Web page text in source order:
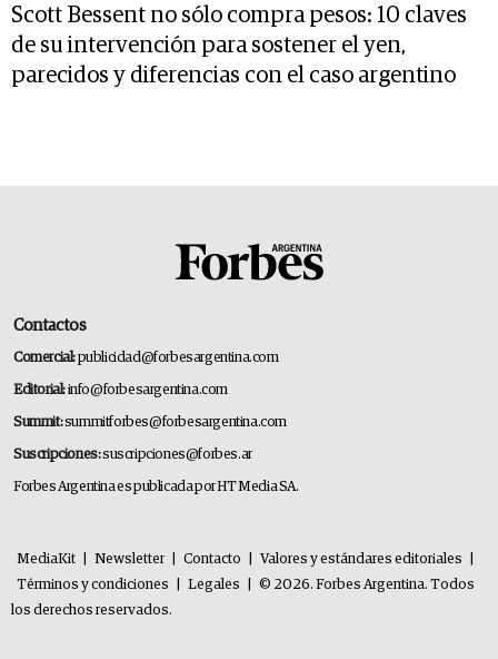
Scott Bessent no sólo compra pesos: 10 claves
de su intervención para sostener el yen,
parecidos y diferencias con el caso argentino
Contactos
Comercial:publicidad@forbesargentina.com
Editorial:info@forbesargentina.com
Summit:summitforbes@forbesargentina.com
Suscripciones:suscripciones@forbes.ar
Forbes Argentina es publicada por HT Media SA.
MediaKit Newsletter Contacto Valores y estándares editoriales
Términos y condiciones
Legales
© 2026. Forbes Argentina. Todos
los derechos reservados.